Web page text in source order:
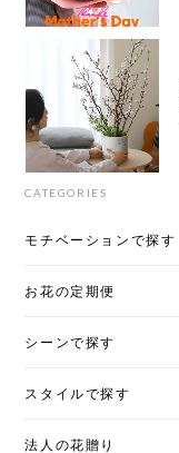
CATEGORIES
モチベーションで探す
お花の定期便
シーンで探す
スタイルで探す
法人の花贈り